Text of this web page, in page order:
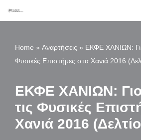
Home » Αναρτήσεις » ΕΚΦΕ ΧΑΝΙΩΝ:
Φυσικές Επιστήμες στα Χανιά 2016
ΕΚΦΕ ΧΑΝΙΩΝ:
τις Φυσικές
Χανιά 2016